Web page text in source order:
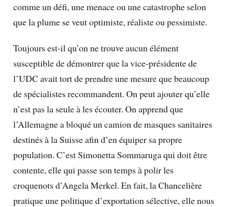
comme un défi, une menace ou une catastrophe selon
que la plume se veut optimiste, réaliste ou pessimiste.
Toujours est-il qu’on ne trouve aucun élément
susceptible de démontrer que la vice-présidente de
l’UDC avait tort de prendre une mesure que beaucoup
de spécialistes recommandent. On peut ajouter qu’elle
n’est pas la seule à les écouter. On apprend que
l’Allemagne a bloqué un camion de masques sanitaires
destinés à la Suisse afin d’en équiper sa propre
population. C’est Simonetta Sommaruga qui doit être
contente, elle qui passe son temps à polir les
croquenots d’Angela Merkel. En fait, la Chancelière
pratique une politique d’exportation sélective, elle nous